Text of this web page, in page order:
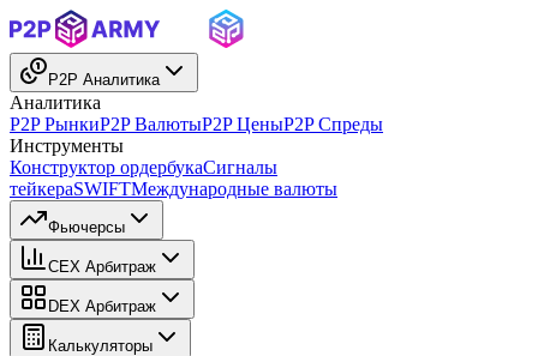
P2P Аналитика
Аналитика
P2P РынкиP2P ВалютыP2P ЦеныP2P Спреды
Инструменты
Конструктор ордербукаСигналы
тейкераSWIFTМеждународные валюты
Фьючерсы
CEX Арбитраж
DEX Арбитраж
Калькуляторы